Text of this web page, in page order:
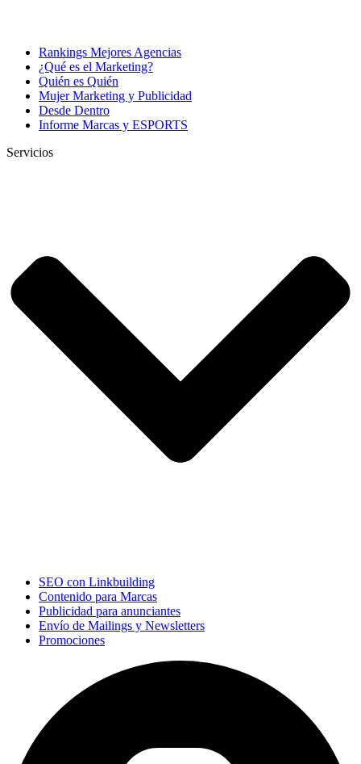
Rankings Mejores Agencias
¿Qué es el Marketing?
Quién es Quién
Mujer Marketing y Publicidad
Desde Dentro
Informe Marcas y ESPORTS
Servicios
SEO con Linkbuilding
Contenido para Marcas
Publicidad para anunciantes
Envío de Mailings y Newsletters
Promociones